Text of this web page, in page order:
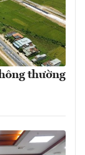
thường